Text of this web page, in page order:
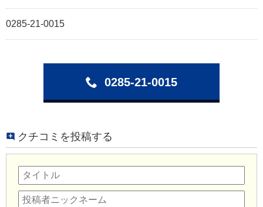
0285-21-0015
0285-21-0015
クチコミを投稿する